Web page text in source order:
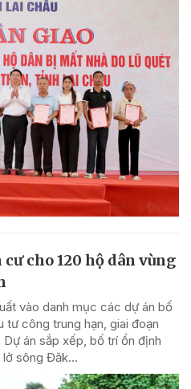
cho 120 hộ dân vùng
vào danh mục các dự án bố
công trung hạn, giai đoạn
án sắp xếp, bố trí ổn định
sông Đăk...